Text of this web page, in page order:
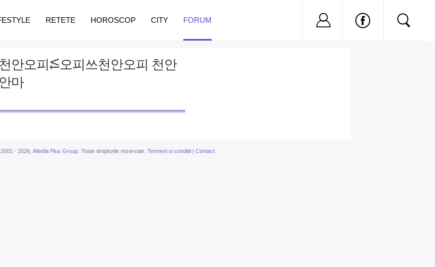
RETETE HOROSCOP CITY FORUM Nu ai cont?
안오피⥶오피쓰천안오피 천안
마
- 2026, iMedia Plus Group. Toate drepturile rezervate. Termeni si conditii | Contact